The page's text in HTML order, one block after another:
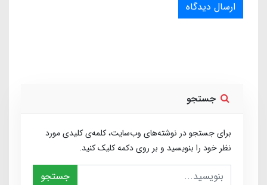
ارسال دیدگاه
جستجو
برای جستجو در نوشته‌های وب‌سایت، کلمه‌ی کلیدی مورد
نظر خود را بنویسید و بر روی دکمه کلیک کنید.
جستجو